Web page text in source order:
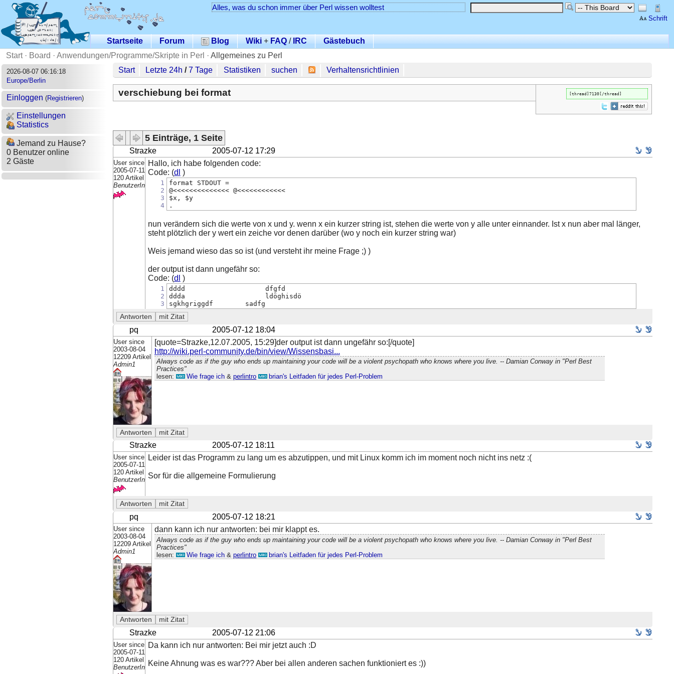
Schrift
Alles, was du schon immer über Perl wissen wolltest
Startseite Forum Blog Wiki+ FAQ /IRC
Gästebuch
Start· Board · Anwendungen/Programme/Skripte in Perl · Allgemeines zu Perl
2026-08-07 06:16:18
Europe/Berlin
Einloggen (Registrieren)
Einstellungen
Statistics
Jemand zu Hause?
0 Benutzer online
2 Gäste
Start Letzte 24h /7 Tage Statistiken suchen Verhaltensrichtlinien
[thread]7130[/thread]
verschiebung bei format
5 Einträge, 1 Seite
Strazke 2005-07-12 17:29
User since
2005-07-11
120 Artikel
BenutzerIn
Hallo, ich habe folgenden code:
Code: (dl )
1
2
3
4
format STDOUT =
@<<<<<<<<<<<<<< @<<<<<<<<<<<<
$x, $y
.
nun verändern sich die werte von x und y. wenn x ein kurzer string ist, stehen die werte von y alle unter einnander. Ist x nun aber mal länger,
steht plötzlich der y wert ein zeiche vor denen darüber (wo y noch ein kurzer string war)
Weis jemand wieso das so ist (und versteht ihr meine Frage ;) )
der output ist dann ungefähr so:
Code: (dl )
1
2
3
dddd                    dfgfd
ddda                    ldöghisdö
sgkhgriggdf        sadfg
pq 2005-07-12 18:04
User since
2003-08-04
12209 Artikel
Admin1
[quote=Strazke,12.07.2005, 15:29]der output ist dann ungefähr so:[/quote]
http://wiki.perl-community.de/bin/view/Wissensbasi...
Always code as if the guy who ends up maintaining your code will be a violent psychopath who knows where you live. -- Damian Conway in "Perl Best
Practices"
lesen:
Wie frage ich &perlintro brian's Leitfaden für jedes Perl-Problem
Strazke 2005-07-12 18:11
User since
2005-07-11
120 Artikel
BenutzerIn
Leider ist das Programm zu lang um es abzutippen, und mit Linux komm ich im moment noch nicht ins netz :(
Sor für die allgemeine Formulierung
pq 2005-07-12 18:21
User since
2003-08-04
12209 Artikel
Admin1
dann kann ich nur antworten: bei mir klappt es.
Always code as if the guy who ends up maintaining your code will be a violent psychopath who knows where you live. -- Damian Conway in "Perl Best
Practices"
lesen:
Wie frage ich &perlintro brian's Leitfaden für jedes Perl-Problem
Strazke 2005-07-12 21:06
User since
2005-07-11
120 Artikel
BenutzerIn
Da kann ich nur antworten: Bei mir jetzt auch :D
Keine Ahnung was es war??? Aber bei allen anderen sachen funktioniert es :))